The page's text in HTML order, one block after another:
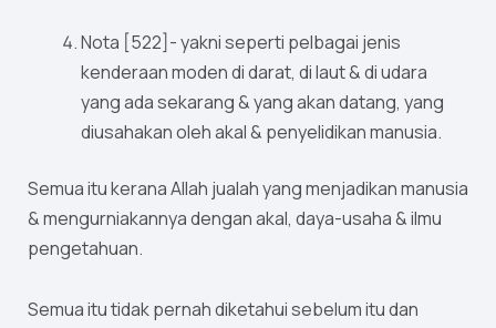
Nota [522]- yakni seperti pelbagai jenis
kenderaan moden di darat, di laut & di udara
yang ada sekarang & yang akan datang, yang
diusahakan oleh akal & penyelidikan manusia.
Semua itu kerana Allah jualah yang menjadikan manusia
& mengurniakannya dengan akal, daya-usaha & ilmu
pengetahuan.
Semua itu tidak pernah diketahui sebelum itu dan